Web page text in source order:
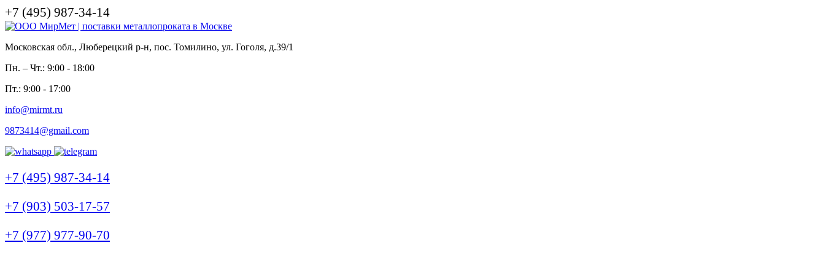
+7 (495) 987-34-14
Московская обл., Люберецкий р-н, пос. Томилино, ул. Гоголя, д.39/1
Пн. – Чт.: 9:00 - 18:00
Пт.: 9:00 - 17:00
info@mirmt.ru
9873414@gmail.com
+7 (495) 987-34-14
+7 (903) 503-17-57
+7 (977) 977-90-70